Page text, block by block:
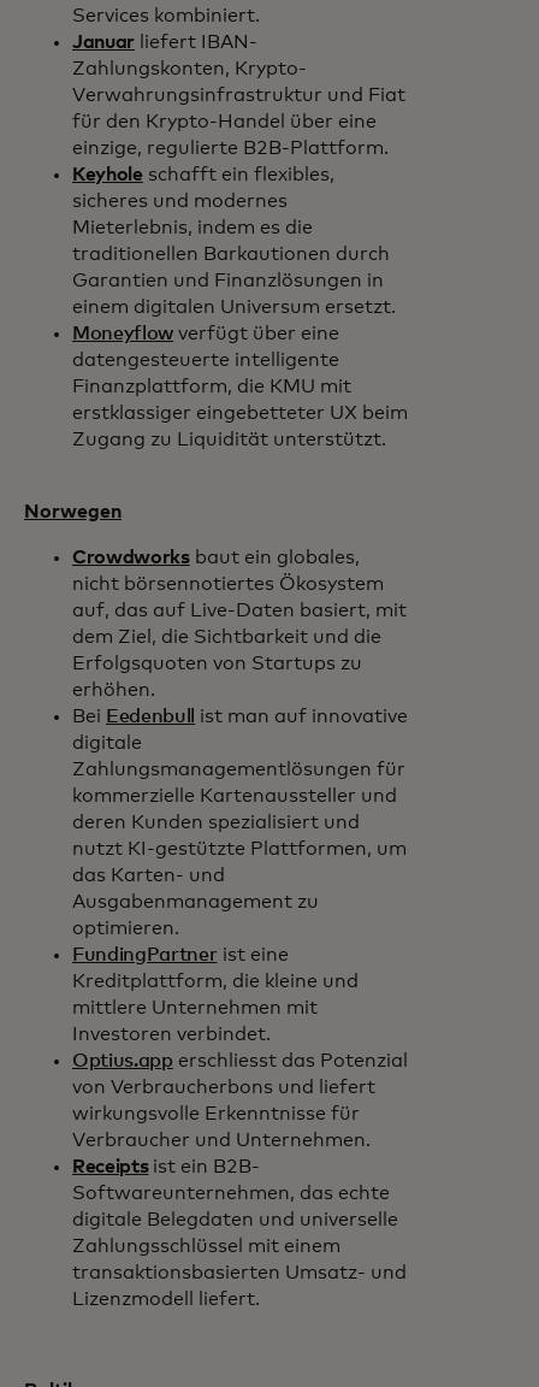
Services kombiniert.
Januar liefert IBAN-
Zahlungskonten, Krypto-
Verwahrungsinfrastruktur und Fiat
für den Krypto-Handel über eine
einzige, regulierte B2B-Plattform.
Keyholeschafft ein flexibles,
sicheres und modernes
Mieterlebnis, indem es die
traditionellen Barkautionen durch
Garantien und Finanzlösungen in
einem digitalen Universum ersetzt.
Moneyflow verfügt über eine
datengesteuerte intelligente
Finanzplattform, die KMU mit
erstklassiger eingebetteter UX beim
Zugang zu Liquidität unterstützt.
Norwegen
Crowdworksbaut ein globales,
nicht börsennotiertes Ökosystem
auf, das auf Live-Daten basiert, mit
dem Ziel, die Sichtbarkeit und die
Erfolgsquoten von Startups zu
erhöhen.
Bei Eedenbull
ist man auf innovative
digitale
Zahlungsmanagementlösungen für
kommerzielle Kartenaussteller und
deren Kunden spezialisiert und
nutzt KI-gestützte Plattformen, um
das Karten- und
Ausgabenmanagement zu
optimieren.
FundingPartner ist eine
Kreditplattform, die kleine und
mittlere Unternehmen mit
Investoren verbindet.
Optius.app erschliesst das Potenzial
von Verbraucherbons und liefert
wirkungsvolle Erkenntnisse für
Verbraucher und Unternehmen.
Receiptsist ein B2B-
Softwareunternehmen, das echte
digitale Belegdaten und universelle
Zahlungsschlüssel mit einem
transaktionsbasierten Umsatz- und
Lizenzmodell liefert.